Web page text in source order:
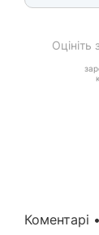
Оцініть
Коментарі